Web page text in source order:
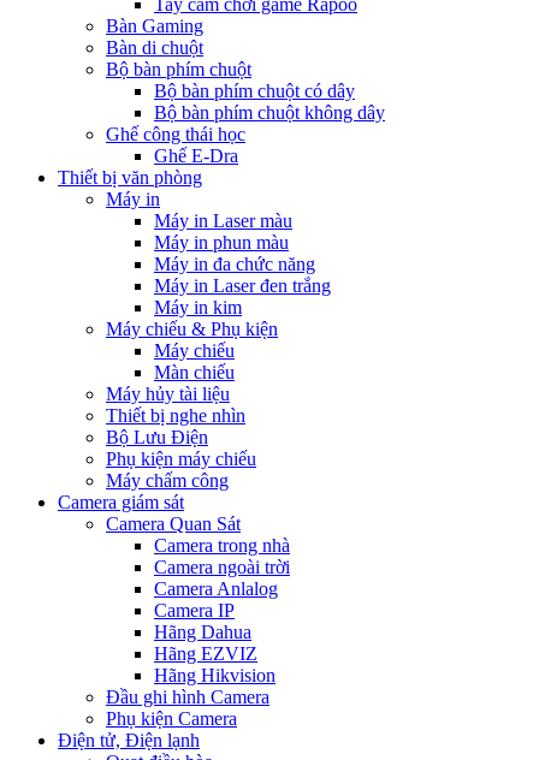
Tay cầm chơi game Rapoo
Bàn Gaming
Bàn di chuột
Bộ bàn phím chuột
Bộ bàn phím chuột có dây
Bộ bàn phím chuột không dây
Ghế công thái học
Ghế E-Dra
Thiết bị văn phòng
Máy in
Máy in Laser màu
Máy in phun màu
Máy in đa chức năng
Máy in Laser đen trắng
Máy in kim
Máy chiếu & Phụ kiện
Máy chiếu
Màn chiếu
Máy hủy tài liệu
Thiết bị nghe nhìn
Bộ Lưu Điện
Phụ kiện máy chiếu
Máy chấm công
Camera giám sát
Camera Quan Sát
Camera trong nhà
Camera ngoài trời
Camera Anlalog
Camera IP
Hãng Dahua
Hãng EZVIZ
Hãng Hikvision
Đầu ghi hình Camera
Phụ kiện Camera
Điện tử, Điện lạnh